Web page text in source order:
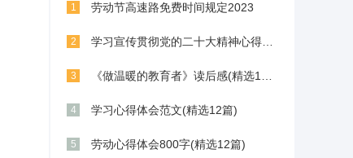
1 劳动节高速路免费时间规定2023
2
3
4 学习心得体会范文(精选12篇)
5 劳动心得体会800字(精选12篇)